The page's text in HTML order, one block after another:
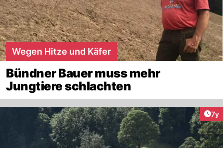
Wegen Hitze und Käfer
Bündner Bauer muss mehr
Jungtiere schlachten
7y